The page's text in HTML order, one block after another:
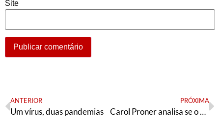
Site
ANTERIOR
Um vírus, duas pandemias
PRÓXIMA
Carol Proner analisa se o plenário do STF pode reverter decisão de Fachin